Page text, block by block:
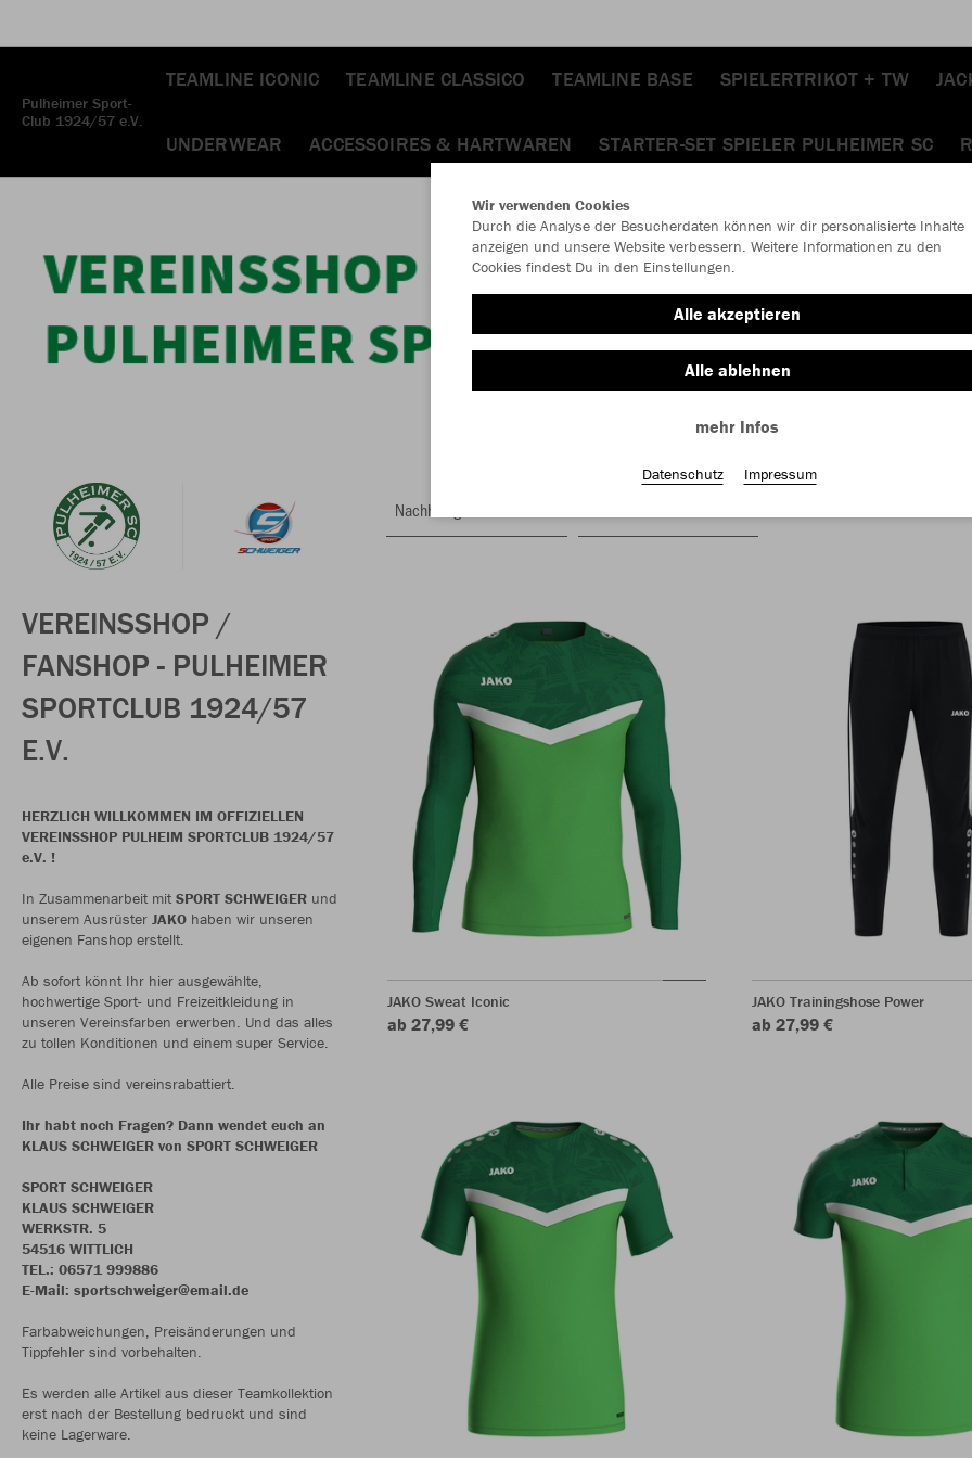
Pulheimer Sport-
Club 1924/57 e.V.
TEAMLINE ICONIC TEAMLINE CLASSICO TEAMLINE BASE SPIELERTRIKOT + TW
UNDERWEAR ACCESSOIRES & HARTWAREN STARTER-SET SPIELER PULHEIMER SC
VEREINSSHOP /
FANSHOP - PULHEIMER
SPORTCLUB 1924/57
E.V.
HERZLICH WILLKOMMEN IM OFFIZIELLEN
VEREINSSHOP PULHEIM SPORTCLUB 1924/57
e.V. !
In Zusammenarbeit mit SPORT SCHWEIGER und
unserem Ausrüster JAKO haben wir unseren
eigenen Fanshop erstellt.
Ab sofort könnt Ihr hier ausgewählte,
hochwertige Sport- und Freizeitkleidung in
unseren Vereinsfarben erwerben. Und das alles
zu tollen Konditionen und einem super Service.
Alle Preise sind vereinsrabattiert.
Ihr habt noch Fragen? Dann wendet euch an
KLAUS SCHWEIGER von SPORT SCHWEIGER
SPORT SCHWEIGER
KLAUS SCHWEIGER
WERKSTR. 5
54516 WITTLICH
TEL.: 06571 999886
E-Mail: sportschweiger@email.de
Farbabweichungen, Preisänderungen und
Tippfehler sind vorbehalten.
Es werden alle Artikel aus dieser Teamkollektion
erst nach der Bestellung bedruckt und sind
keine Lagerware.
Nachhaltig
JAKO Sweat Iconic
ab 27,99 €
JAKO Trainingshose Power
ab 27,99 €
Wir verwenden Cookies
Durch die Analyse der Besucherdaten können wir dir personalisierte Inhalte
anzeigen und unsere Website verbessern. Weitere Informationen zu den
Cookies findest Du in den Einstellungen.
Alle akzeptieren
Alle ablehnen
mehr Infos
Datenschutz Impressum